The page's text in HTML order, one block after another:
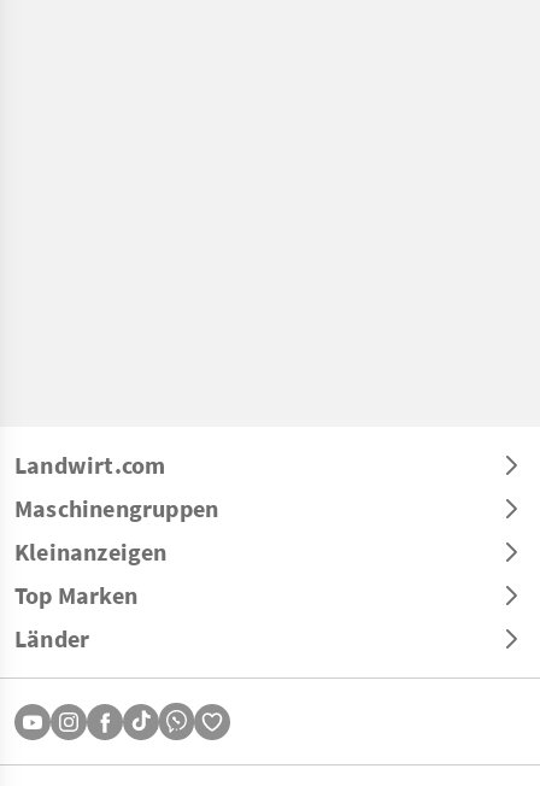
Landwirt.com
Maschinengruppen
Kleinanzeigen
Top Marken
Länder